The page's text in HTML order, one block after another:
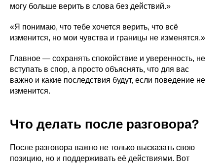
могу больше верить в слова без действий.»
«Я понимаю, что тебе хочется верить, что всё
изменится, но мои чувства и границы не изменятся.»
Главное — сохранять спокойствие и уверенность, не
вступать в спор, а просто объяснять, что для вас
важно и какие последствия будут, если поведение не
изменится.
Что делать после разговора?
После разговора важно не только высказать свою
позицию, но и поддерживать её действиями. Вот